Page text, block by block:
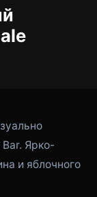
Ярко-
и яблочного